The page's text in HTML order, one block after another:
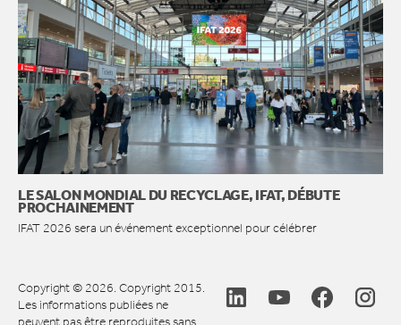
LE SALON MONDIAL DU RECYCLAGE, IFAT, DÉBUTE
PROCHAINEMENT
IFAT 2026 sera un événement exceptionnel pour célébrer
Copyright © 2026. Copyright 2015.
Les informations publiées ne
peuvent pas être reproduites sans